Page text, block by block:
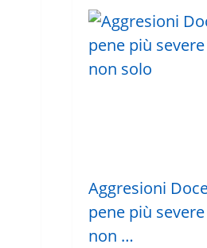
Aggresioni
pene più
non …